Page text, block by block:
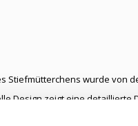
Stiefmütterchens wurde von
Design zeigt eine detaillierte
Das Hornveilchen wird